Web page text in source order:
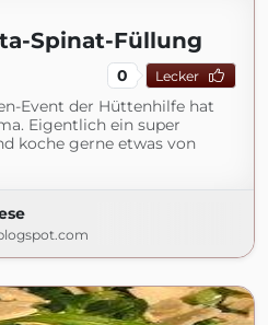
Spinat-Füllung
0 Lecker
Event der Hüttenhilfe hat
Eigentlich ein super
koche gerne etwas von